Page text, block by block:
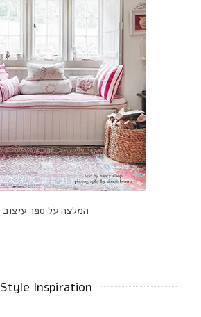
המלצה על ספר עיצוב
Style Inspiration